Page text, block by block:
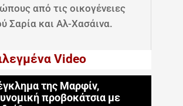
από τις οικογένειες
Σαρία και Αλ-Χασάινα.
Video
της Μαρφίν,
προβοκάτσια με